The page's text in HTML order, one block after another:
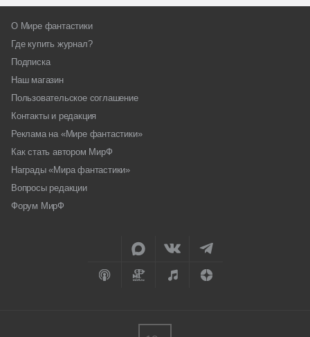
О Мире фантастики
Где купить журнал?
Подписка
Наш магазин
Пользовательское соглашение
Контакты и редакция
Реклама на «Мире фантастики»
Как стать автором МирФ
Награды «Мира фантастики»
Вопросы редакции
Форум МирФ